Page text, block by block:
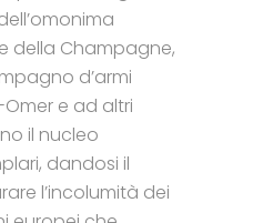
della Champagne,
d’armi
e ad altri
il nucleo
dandosi il
l’incolumità dei